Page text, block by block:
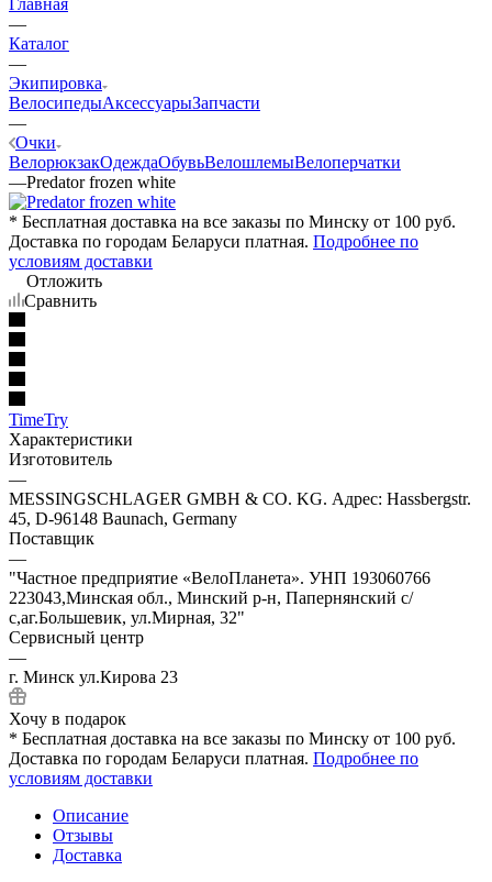
—
Каталог
—
Экипировка
ВелосипедыАксессуарыЗапчасти
—
Очки
ВелорюкзакОдеждаОбувьВелошлемыВелоперчатки
—Predator frozen white
* Бесплатная доставка на все заказы по Минску от 100 руб.
Доставка по городам Беларуси платная. Подробнее по
условиям доставки
Отложить
Сравнить
TimeTry
Характеристики
Изготовитель
—
MESSINGSCHLAGER GMBH & CO. KG. Адрес: Hassbergstr.
45, D-96148 Baunach, Germany
Поставщик
—
"Частное предприятие «ВелоПланета». УНП 193060766
223043,Минская обл., Минский р-н, Папернянский с/
с,аг.Большевик, ул.Мирная, 32"
Сервисный центр
—
г. Минск ул.Кирова 23
Хочу в подарок
* Бесплатная доставка на все заказы по Минску от 100 руб.
Доставка по городам Беларуси платная. Подробнее по
условиям доставки
Описание
Отзывы
Доставка